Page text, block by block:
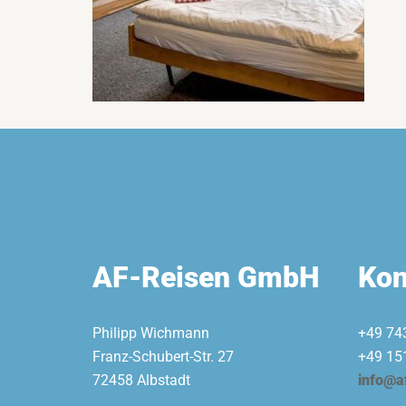
AF-Reisen GmbH
Philipp Wichmann
Franz-Schubert-Str. 27
72458 Albstadt
+49
+49